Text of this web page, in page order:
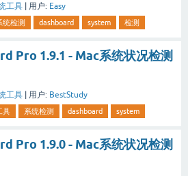
工具 | 用户: Easy
统检测 dashboard system 检测
Pro 1.9.1 - Mac系统状况检测
工具 | 用户: BestStudy
具 系统检测 dashboard system
Pro 1.9.0 - Mac系统状况检测